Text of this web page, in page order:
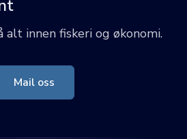
alt innen fiskeri og økonomi.
Mail oss